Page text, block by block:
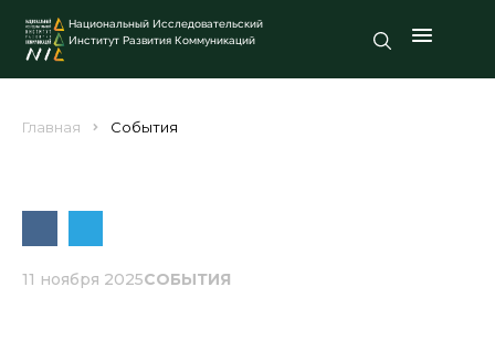
Национальный Исследовательский
Институт Развития Коммуникаций
Главная События
11 ноября 2025СОБЫТИЯ